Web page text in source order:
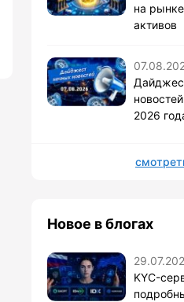
на
активов
2026
Новое в блогах
KYC-